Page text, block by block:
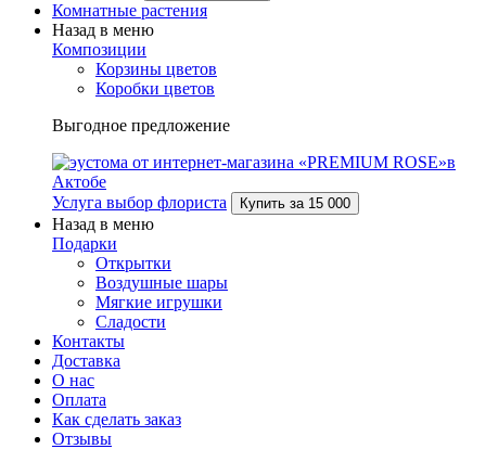
Комнатные растения
Назад в меню
Композиции
Корзины цветов
Коробки цветов
Выгодное предложение
Услуга выбор флориста Купить за 15 000
Назад в меню
Подарки
Открытки
Воздушные шары
Мягкие игрушки
Сладости
Контакты
Доставка
О нас
Оплата
Как сделать заказ
Отзывы